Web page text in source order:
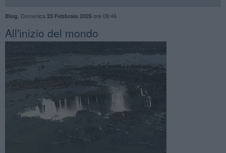
Blog Domenica 23 Febbraio 2025ore 09:46
All'inizio del mondo